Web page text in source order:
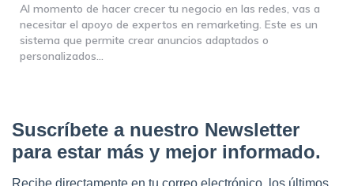
Al momento de hacer crecer tu negocio en las redes, vas a
necesitar el apoyo de expertos en remarketing. Este es un
sistema que permite crear anuncios adaptados o
personalizados…